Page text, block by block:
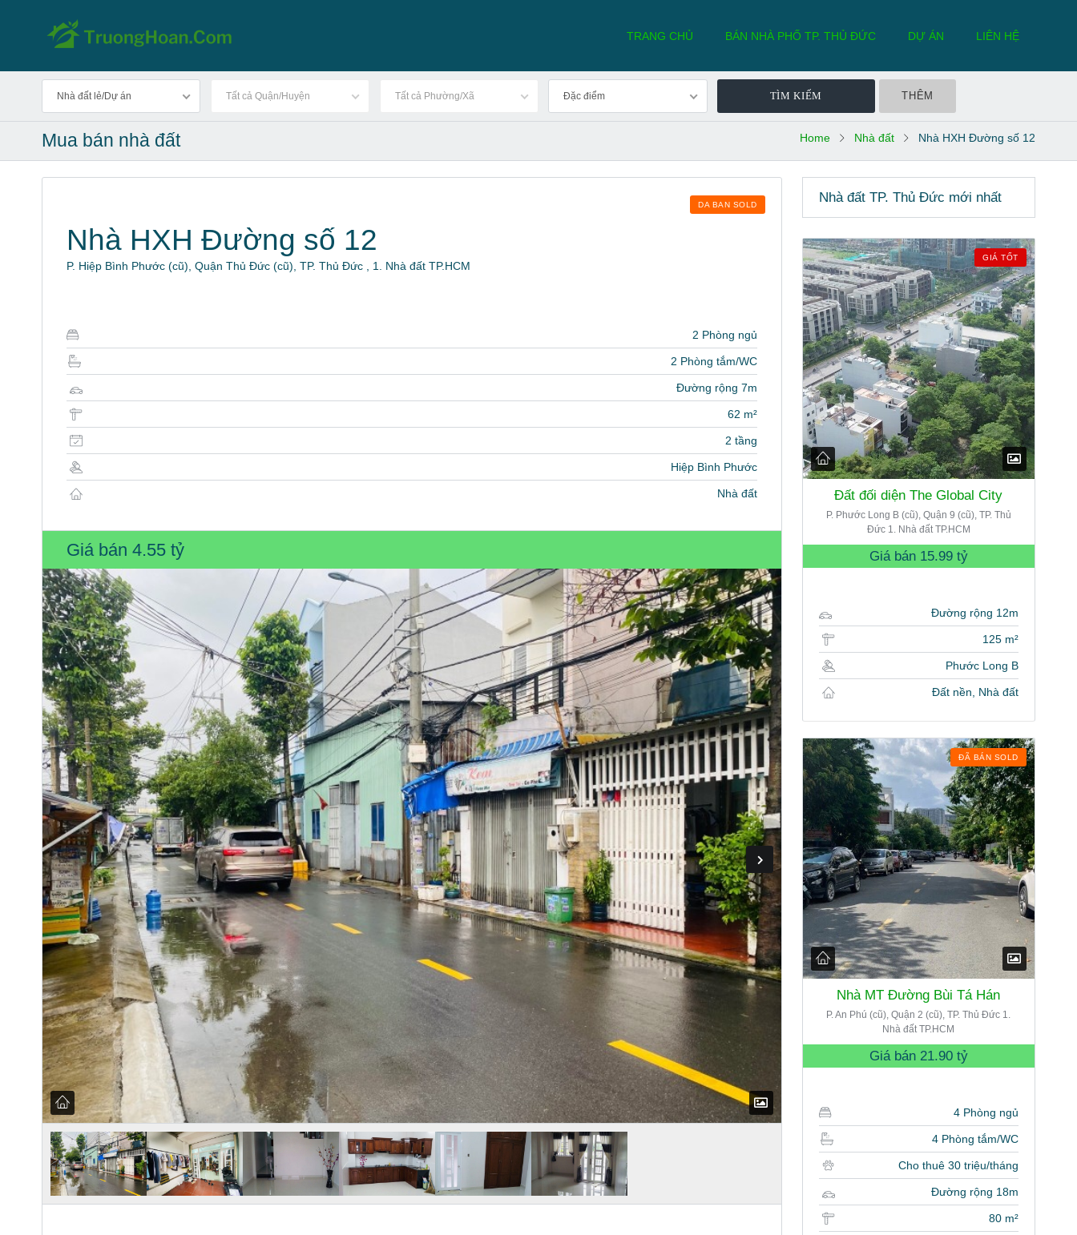
TRANG CHỦ BÁN NHÀ PHỐ TP. THỦ ĐỨC DỰ ÁN LIÊN HỆ
Nhà đất lẻ/Dự án Tất cả Quận/Huyện Tất cả Phường/Xã Đặc điểm THÊM
Mua bán nhà đất Home Nhà đất Nhà HXH Đường số 12
DA BAN SOLD
Nhà HXH Đường số 12
P. Hiệp Bình Phước (cũ), Quận Thủ Đức (cũ), TP. Thủ Đức , 1. Nhà đất TP.HCM
2 Phòng ngủ
2 Phòng tắm/WC
Đường rộng 7m
62 m²
2 tầng
Hiệp Bình Phước
Nhà đất
Giá bán 4.55 tỷ
Nhà đất TP. Thủ Đức mới nhất
GIÁ TỐT
Đất đối diện The Global City
P. Phước Long B (cũ), Quận 9 (cũ), TP. Thủ
Đức 1. Nhà đất TP.HCM
Giá bán 15.99 tỷ
Đường rộng 12m
125 m²
Phước Long B
Đất nền, Nhà đất
ĐÃ BÁN SOLD
Nhà MT Đường Bùi Tá Hán
P. An Phú (cũ), Quận 2 (cũ), TP. Thủ Đức 1.
Nhà đất TP.HCM
Giá bán 21.90 tỷ
4 Phòng ngủ
4 Phòng tắm/WC
Cho thuê 30 triệu/tháng
Đường rộng 18m
80 m²